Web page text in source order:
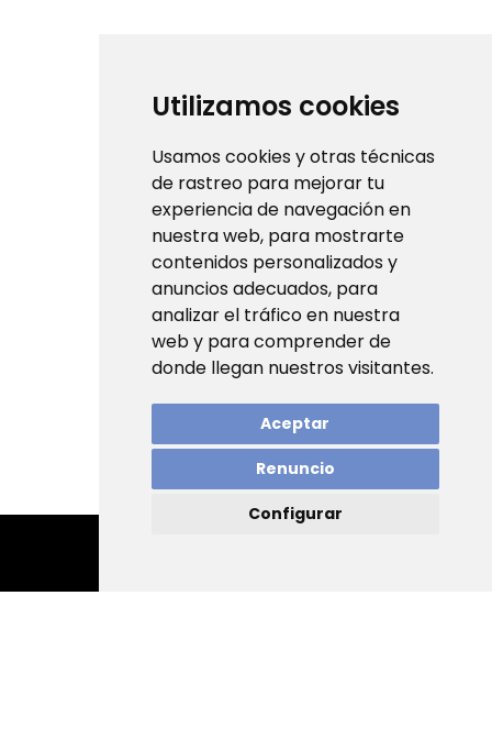
Utilizamos cookies
Usamos cookies y otras técnicas
de rastreo para mejorar tu
experiencia de navegación en
nuestra web, para mostrarte
contenidos personalizados y
anuncios adecuados, para
analizar el tráfico en nuestra
web y para comprender de
donde llegan nuestros visitantes.
Aceptar
Renuncio
Configurar